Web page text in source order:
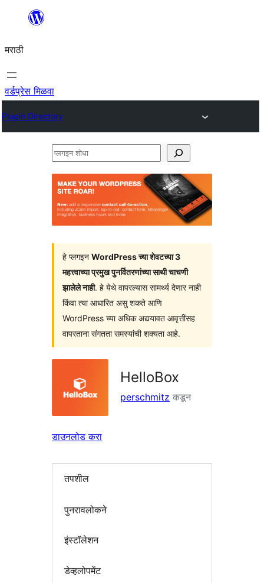
सामुग्रीवर
मराठी
वर्डप्रेस मिळवा
Plugin Directory
प्लगइन
हे प्लगइन WordPress च्या शेवटच्या 3
महत्त्वाच्या प्रमुख पुनर्वितरणांच्या साथी चाचणी
झालेले नाही. हे येथे वापरल्यास सामर्थ्य देणार नाही
किंवा त्या आधारित असु शकते आणि
WordPress च्या अधिक अद्ययावत आवृत्तींसह
वापरताना संगतता समस्यांची शक्यता आहे.
HelloBox
perschmitz कडून
डाउनलोड करा
तपशील
पुनरावलोकने
इंस्टॉलेशन
डेव्हलोपमेंट